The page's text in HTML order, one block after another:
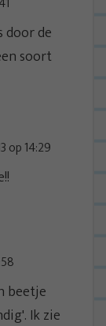
door de
soort
op 14:29
beetje
Ik zie